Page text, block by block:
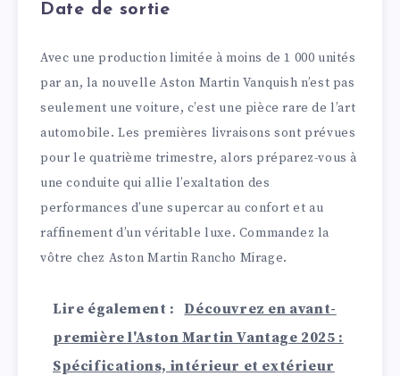
Date de sortie
Avec une production limitée à moins de 1 000 unités
par an, la nouvelle Aston Martin Vanquish n’est pas
seulement une voiture, c’est une pièce rare de l’art
automobile. Les premières livraisons sont prévues
pour le quatrième trimestre, alors préparez-vous à
une conduite qui allie l’exaltation des
performances d’une supercar au confort et au
raffinement d’un véritable luxe. Commandez la
vôtre chez Aston Martin Rancho Mirage.
Lire également :
Découvrez en avant-
première l'Aston Martin Vantage 2025 :
Spécifications, intérieur et extérieur